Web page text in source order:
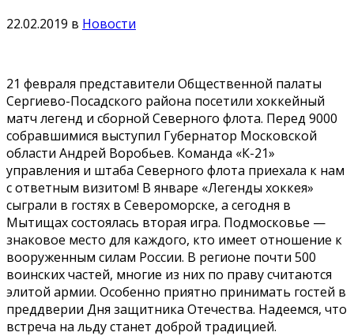
22.02.2019 в Новости
21 февраля представители Общественной палаты
Сергиево-Посадского района посетили хоккейный
матч легенд и сборной Северного флота. Перед 9000
собравшимися выступил Губернатор Московской
области Андрей Воробьев. Команда «К-21»
управления и штаба Северного флота приехала к нам
с ответным визитом! В январе «Легенды хоккея»
сыграли в гостях в Североморске, а сегодня в
Мытищах состоялась вторая игра. Подмосковье —
знаковое место для каждого, кто имеет отношение к
вооруженным силам России. В регионе почти 500
воинских частей, многие из них по праву считаются
элитой армии. Особенно приятно принимать гостей в
преддверии Дня защитника Отечества. Надеемся, что
встреча на льду станет доброй традицией.